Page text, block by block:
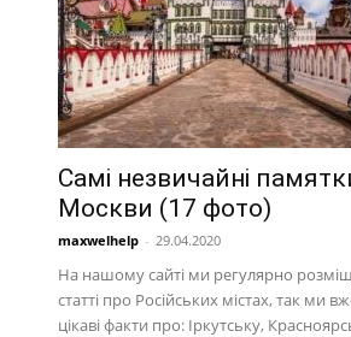
Самі незвичайні
Москви (17 фото)
maxwelhelp - 29.04.2020
На нашому сайті ми регулярно
статті про Російських містах, так ми
цікаві факти про: Іркутську,